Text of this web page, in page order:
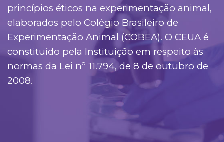
princípios éticos na experimentação animal,
elaborados pelo Colégio Brasileiro de
Experimentação Animal (COBEA). O CEUA é
constituído pela Instituição em respeito às
normas da Lei nº 11.794, de 8 de outubro de
2008.